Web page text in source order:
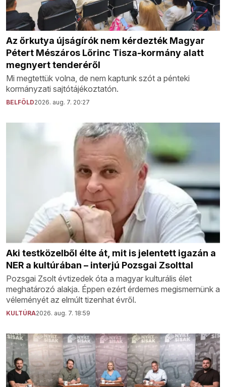
Az őrkutya újságírók nem kérdezték Magyar
Pétert Mészáros Lőrinc Tisza-kormány alatt
megnyert tenderéről
Mi megtettük volna, de nem kaptunk szót a pénteki
kormányzati sajtótájékoztatón.
BELFÖLD2026. aug. 7. 20:27
Aki testközelből élte át, mit is jelentett igazán a
NER a kultúrában – interjú Pozsgai Zsolttal
Pozsgai Zsolt évtizedek óta a magyar kulturális élet
meghatározó alakja. Éppen ezért érdemes megismernünk a
véleményét az elmúlt tizenhat évről.
KULTÚRA2026. aug. 7. 18:59